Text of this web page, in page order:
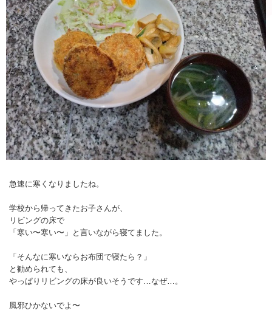
急速に寒くなりましたね。
学校から帰ってきたお子さんが、
リビングの床で
「寒い〜寒い〜」と言いながら寝てました。
「そんなに寒いならお布団で寝たら？」
と勧められても、
やっぱりリビングの床が良いそうです…なぜ…。
風邪ひかないでよ〜